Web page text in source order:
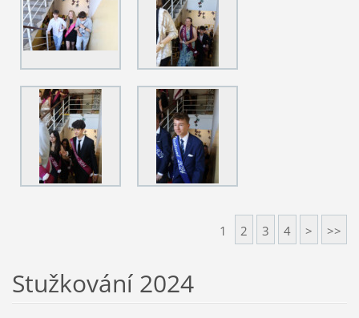
1 2 3 4 > >>
Stužkování 2024